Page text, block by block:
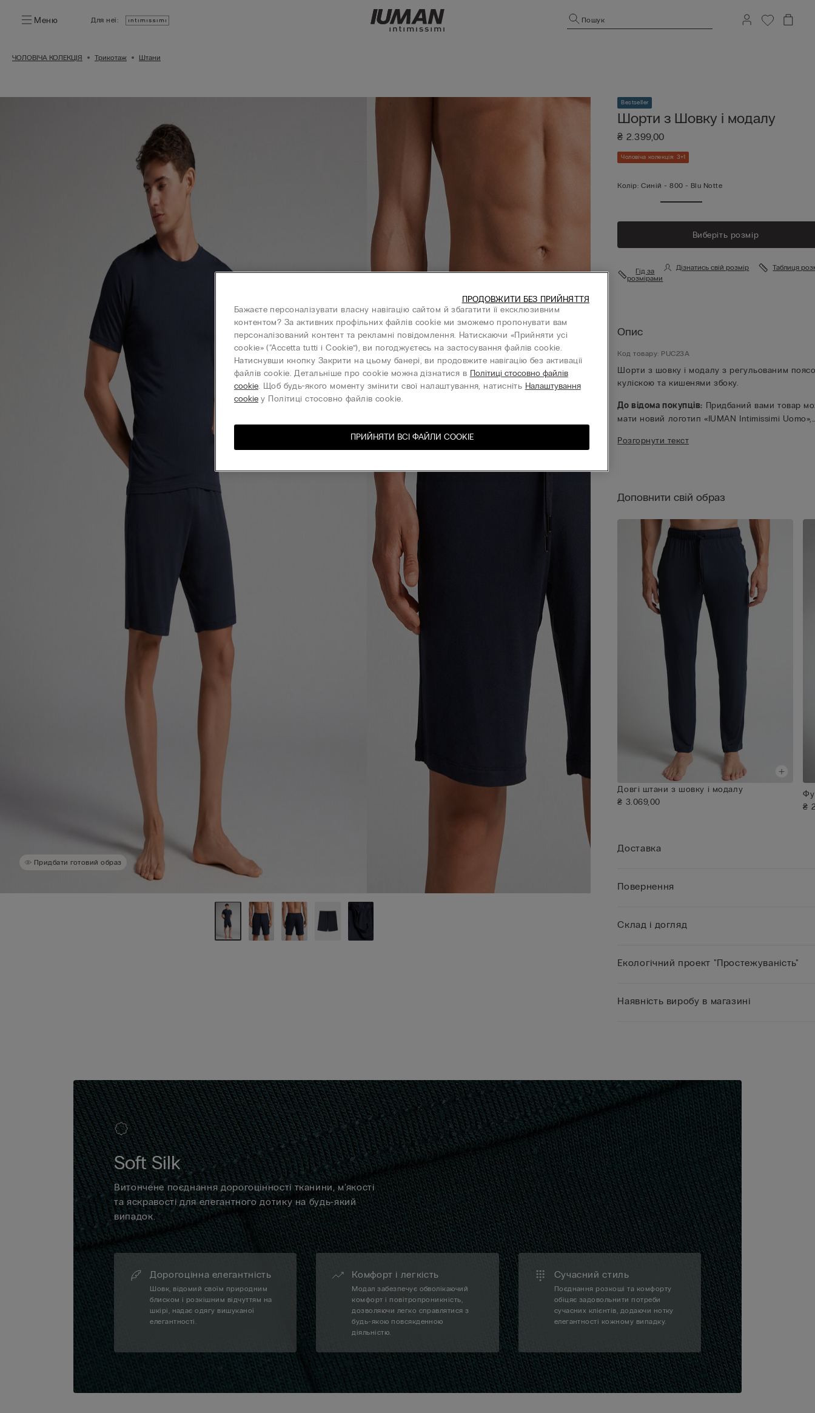
Меню Для неї: Пошук
ЧОЛОВІЧА КОЛЕКЦІЯ Трикотаж Штани
Придбати готовий образ
Bestseller
Шорти з Шовку і модалу
₴ 2.399,00
Чоловіча колекція: 3+1
Колір: Синій -800 - Blu Notte
Виберіть розмір
Гід за
розмірами
Дізнатись свій розмір Таблиця
Опис
Код товару: PUC23A
Шорти з шовку і модалу з регульованим
куліскою та кишенями збоку.
До відома покупців: Придбаний вами товар
мати новий логотип «IUMAN Intimissimi Uomo»,
обробки він повністю відповідає позиції на цій
Розгорнути текст
Доповнити свій образ
Довгі штани з шовку і модалу
₴ 3.069,00
₴
Доставка
Повернення
Склад і догляд
Екологічний проект "Простежуваність"
Наявність виробу в магазині
Soft Silk
Витончене поєднання дорогоцінності тканини, м’якості
та яскравості для елегантного дотику на будь-який
випадок.
Дорогоцінна елегантність
Шовк, відомий своїм природним
блиском і розкішним відчуттям на
шкірі, надає одягу вишуканої
елегантності.
Комфорт і легкість
Модал забезпечує обволікаючий
комфорт і повітропроникність,
дозволяючи легко справлятися з
будь-якою повсякденною
діяльністю.
Сучасний стиль
Поєднання розкоші та комфорту
обіцяє задовольнити потреби
сучасних клієнтів, додаючи нотку
елегантності кожному випадку.
Бажаєте персоналізувати власну навігацію сайтом й збагатити її ексклюзивним
контентом? За активних профільних файлів cookie ми зможемо пропонувати вам
персоналізований контент та рекламні повідомлення. Натискаючи «Прийняти усі
cookie» (“Accetta tutti i Cookie”), ви погоджуєтесь на застосування файлів cookie.
Натиснувши кнопку Закрити на цьому банері, ви продовжите навігацію без активації
файлів cookie. Детальніше про cookie можна дізнатися в Політиці стосовно файлів
cookie. Щоб будь-якого моменту змінити свої налаштування, натисніть Налаштування
cookie у Політиці стосовно файлів cookie.
ПРИЙНЯТИ ВСІ ФАЙЛИ СOOKIE
ПРОДОВЖИТИ БЕЗ ПРИЙНЯТТЯ